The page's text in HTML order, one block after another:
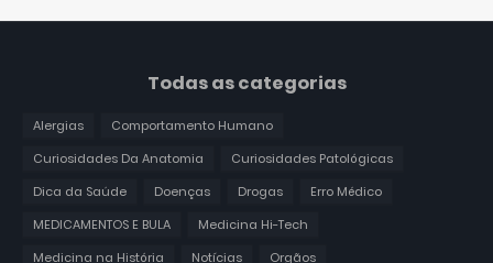
Todas as categorias
Alergias
Comportamento Humano
Curiosidades Da Anatomia
Curiosidades Patológicas
Dica da Saúde
Doenças Drogas
Erro Médico
MEDICAMENTOS E BULA
Medicina Hi-Tech
Medicina na História
Notícias
Orgãos